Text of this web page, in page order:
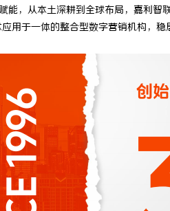
能，从本土深耕到全球布局，嘉利
用于一体的整合型数字营销机构，